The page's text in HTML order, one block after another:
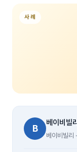
사례
B
베이비빌
베이비빌